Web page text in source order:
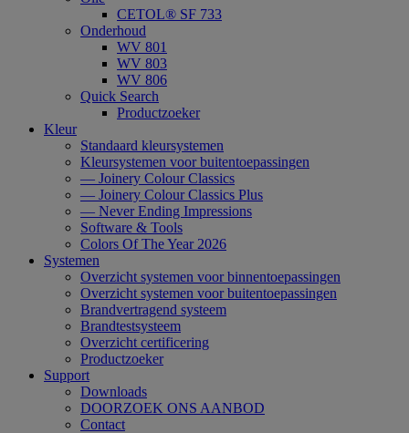
CETOL® SF 733
Onderhoud
WV 801
WV 803
WV 806
Quick Search
Productzoeker
Kleur
Standaard kleursystemen
Kleursystemen voor buitentoepassingen
— Joinery Colour Classics
— Joinery Colour Classics Plus
— Never Ending Impressions
Software & Tools
Colors Of The Year 2026
Systemen
Overzicht systemen voor binnentoepassingen
Overzicht systemen voor buitentoepassingen
Brandvertragend systeem
Brandtestsysteem
Overzicht certificering
Productzoeker
Support
Downloads
DOORZOEK ONS AANBOD
Contact